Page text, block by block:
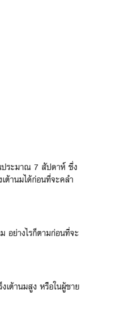
ประมาณ 7 สัปดาห์ ซึ่ง
ต้านมได้ก่อนที่จะคลำ
อย่างไรก็ตามก่อนที่จะ
เต้านมสูง หรือในผู้ชาย